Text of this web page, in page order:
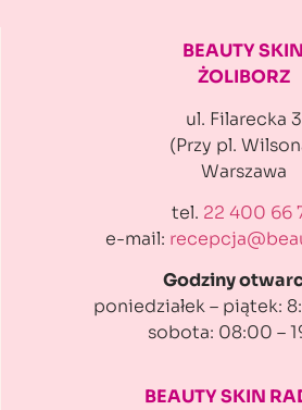
BEAUTY SKIN
ŻOLIBORZ
ul. Filarecka 3
(Przy pl.
Warszawa
tel. 22 400 66
e-mail:
Godziny
poniedziałek – piątek:
sobota: 08:00 –
BEAUTY SKIN